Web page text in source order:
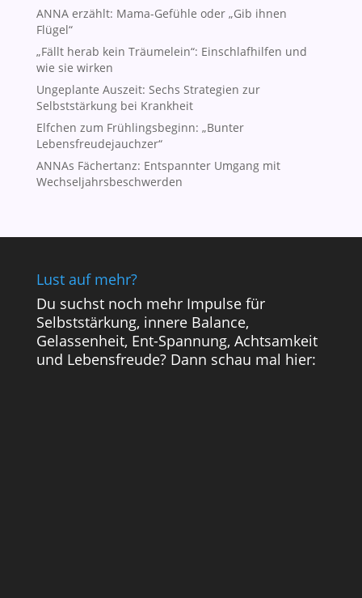
ANNA erzählt: Mama-Gefühle oder „Gib ihnen
Flügel“
„Fällt herab kein Träumelein“: Einschlafhilfen und
wie sie wirken
Ungeplante Auszeit: Sechs Strategien zur
Selbststärkung bei Krankheit
Elfchen zum Frühlingsbeginn: „Bunter
Lebensfreudejauchzer“
ANNAs Fächertanz: Entspannter Umgang mit
Wechseljahrsbeschwerden
Lust auf mehr?
Du suchst noch mehr Impulse für
Selbststärkung, innere Balance,
Gelassenheit, Ent-Spannung, Achtsamkeit
und Lebensfreude? Dann schau mal hier: